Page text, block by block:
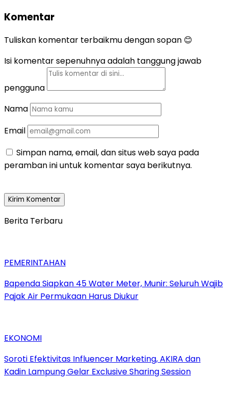
Komentar
Tuliskan komentar terbaikmu dengan sopan 😊
Isi komentar sepenuhnya adalah tanggung jawab
pengguna
Nama
Email
Simpan nama, email, dan situs web saya pada
peramban ini untuk komentar saya berikutnya.
Berita Terbaru
PEMERINTAHAN
‎Bapenda Siapkan 45 Water Meter, Munir: Seluruh Wajib
Pajak Air Permukaan Harus Diukur
EKONOMI
Soroti Efektivitas Influencer Marketing, AKIRA dan
Kadin Lampung Gelar Exclusive Sharing Session